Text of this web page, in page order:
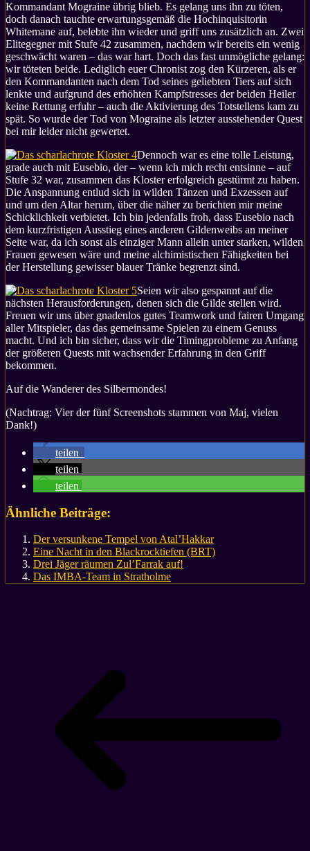
Kommandant Mograine übrig blieb. Es gelang uns ihn zu töten,
doch danach tauchte erwartungsgemäß die Hochinquisitorin
Whitemane auf, belebte ihn wieder und griff uns zusätzlich an. Zwei
Elitegegner mit Stufe 42 zusammen, nachdem wir bereits ein wenig
geschwächt waren – das war hart. Doch das fast unmögliche gelang:
wir töteten beide. Lediglich euer Chronist zog den Kürzeren, als er
den Kommandanten nach dem Tod seines geliebten Tiers auf sich
lenkte und aufgrund des erhöhten Kampfstresses der beiden Heiler
keine Rettung erfuhr – auch die Aktivierung des Totstellens kam zu
spät. So wurde der Tod von Mograine als letzter ausstehender Quest
bei mir leider nicht gewertet.
Dennoch war es eine tolle Leistung,
grade auch mit Eusebio, der – wenn ich mich recht entsinne – auf
Stufe 32 war, zusammen das Kloster erfolgreich gestürmt zu haben.
Die Anspannung entlud sich in wilden Tänzen und Exzessen auf
und um den Altar herum, über die näher zu berichten mir meine
Schicklichkeit verbietet. Ich bin jedenfalls froh, dass Eusebio nach
dem kurzfristigen Ausstieg eines anderen Gildenweibs an meiner
Seite war, da ich sonst als einziger Mann allein unter starken, wilden
Frauen gewesen wäre und meine alchimistischen Fähigkeiten bei
der Herstellung gewisser blauer Tränke begrenzt sind.
Seien wir also gespannt auf die
nächsten Herausforderungen, denen sich die Gilde stellen wird.
Freuen wir uns über gnadenlos gutes Teamwork und fairen Umgang
aller Mitspieler, das das gemeinsame Spielen zu einem Genuss
macht. Und ich bin sicher, dass wir die Timingprobleme zu Anfang
der größeren Quests mit wachsender Erfahrung in den Griff
bekommen.
Auf die Wanderer des Silbermondes!
(Nachtrag: Vier der fünf Screenshots stammen von Maj, vielen
Dank!)
teilen
teilen
teilen
Ähnliche Beiträge:
Der versunkene Tempel von Atal’Hakkar
Eine Nacht in den Blackrocktiefen (BRT)
Drei Jäger räumen Zul’Farrak auf!
Das IMBA-Team in Stratholme